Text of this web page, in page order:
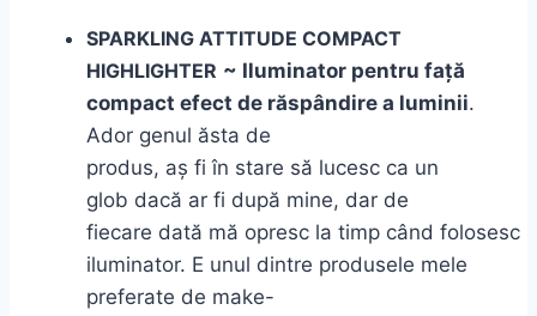
SPARKLING ATTITUDE COMPACT
HIGHLIGHTER ~ Iluminator pentru față
compact efect de răspândire a luminii.
Ador genul ăsta de
produs, aș fi în stare să lucesc ca un
glob dacă ar fi după mine, dar de
fiecare dată mă opresc la timp când folosesc
iluminator. E unul dintre produsele mele
preferate de make-